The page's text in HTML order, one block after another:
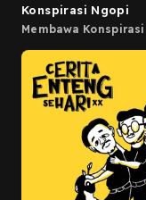
Konspirasi Ngopi
Membawa
metode pendekatan
Cocoxlogy in our
opinion 》inquiries :
konspirasingopi @
com 》tiktok :
tiktok.com/
》instagram :
instagram.com/
》youtube :
www.youtube.com/
》traktir kopi :